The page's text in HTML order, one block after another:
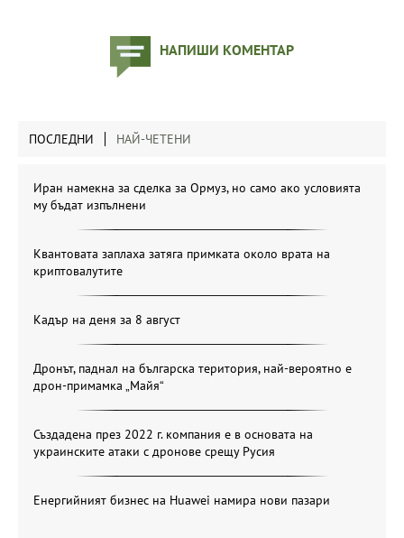
НАПИШИ КОМЕНТАР
ПОСЛЕДНИ НАЙ-ЧЕТЕНИ
Иран намекна за сделка за Ормуз, но само ако условията
му бъдат изпълнени
Квантовата заплаха затяга примката около врата на
криптовалутите
Кадър на деня за 8 август
Дронът, паднал на българска територия, най-вероятно е
дрон-примамка „Майя“
Създадена през 2022 г. компания е в основата на
украинските атаки с дронове срещу Русия
Енергийният бизнес на Huawei намира нови пазари